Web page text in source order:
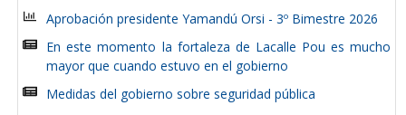
Aprobación presidente Yamandú Orsi - 3º Bimestre 2026
En este momento la fortaleza de Lacalle Pou es mucho
mayor que cuando estuvo en el gobierno
Medidas del gobierno sobre seguridad pública